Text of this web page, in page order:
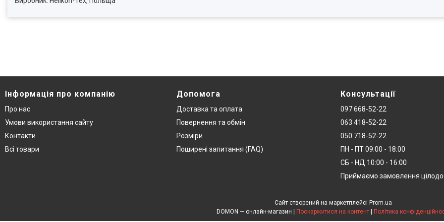
Інформація про компанію
Про нас
Умови використання сайту
Контакти
Всі товари
Допомога
Доставка та оплата
Повернення та обмін
Розміри
Поширені запитання (FAQ)
Консультації
097 668-52-22
063 418-52-22
050 718-52-22
ПН - ПТ 09:00 - 18:00
СБ - НД 10:00 - 16:00
Приймаємо замовлення
Сайт створений на маркетплейсі Prom.ua
Поскаржитися на контент Політика